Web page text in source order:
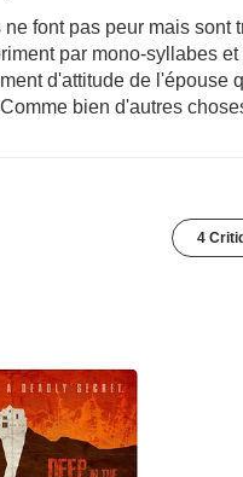
ne font pas peur mais
par mono-syllabes
d'attitude de l'épouse
bien d'autres
4